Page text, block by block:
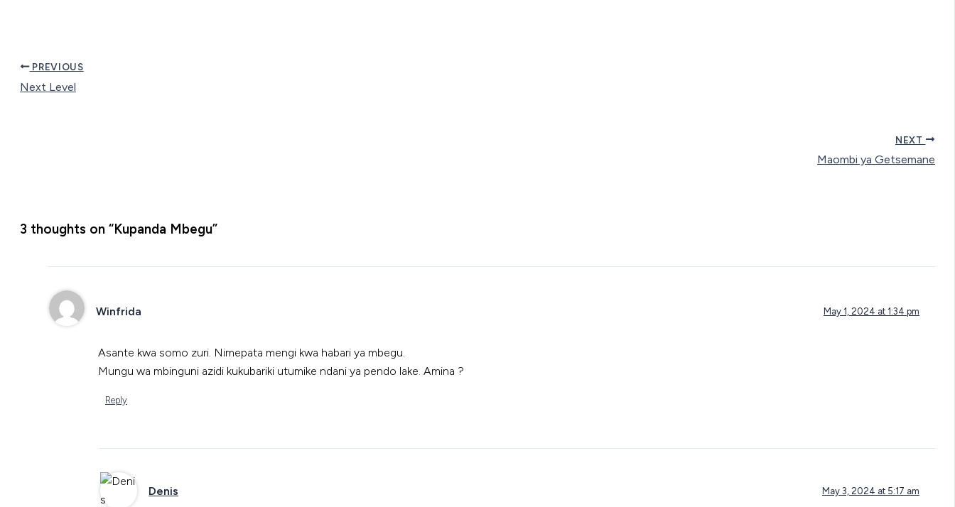
PREVIOUS
Next Level
NEXT
Maombi ya Getsemane
3 thoughts on “Kupanda Mbegu”
Winfrida May 1, 2024 at 1:34 pm
Asante kwa somo zuri. Nimepata mengi kwa habari ya mbegu.
Mungu wa mbinguni azidi kukubariki utumike ndani ya pendo lake. Amina ?
Reply
Denis May 3, 2024 at 5:17 am